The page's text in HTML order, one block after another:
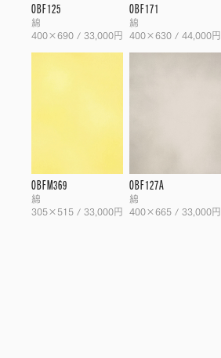
OBF125
綿
400×690 / 33,000円
OBF171
綿
400×630 / 44,000円
OBFM369
綿
305×515 / 33,000円
OBF127A
綿
400×665 / 33,000円